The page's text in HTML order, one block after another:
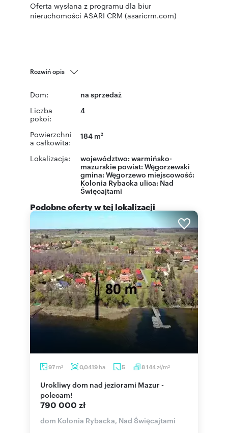
Oferta wysłana z programu dla biur
nieruchomości ASARI CRM (asaricrm.com)
Rozwiń opis
Dom: na sprzedaż
Liczba
pokoi:
4
Powierzchni
a całkowita:
184 m2
Lokalizacja: województwo: warmińsko-
mazurskie powiat: Węgorzewski
gmina: Węgorzewo miejscowość:
Kolonia Rybacka ulica: Nad
Święcajtami
Podobne oferty w tej lokalizacji
97 m2 0,0419 ha 5 8 144zł/m2
Urokliwy dom nad jeziorami Mazur -
polecam!
790 000 zł
dom Kolonia Rybacka, Nad Święcajtami